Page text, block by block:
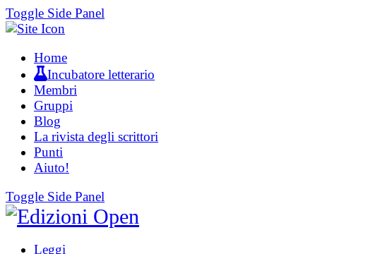
Toggle Side Panel
Home
Incubatore letterario
Membri
Gruppi
Blog
La rivista degli scrittori
Punti
Aiuto!
Toggle Side Panel
Leggi